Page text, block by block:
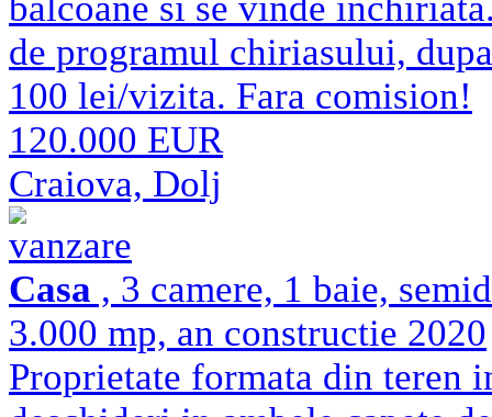
de programul chiriasului,
100 lei/vizita. Fara comision!
120.000 EUR
Craiova, Dolj
vanzare
Casa , 3 camere, 1 baie,
3.000 mp, an constructie 2020
Proprietate formata din teren